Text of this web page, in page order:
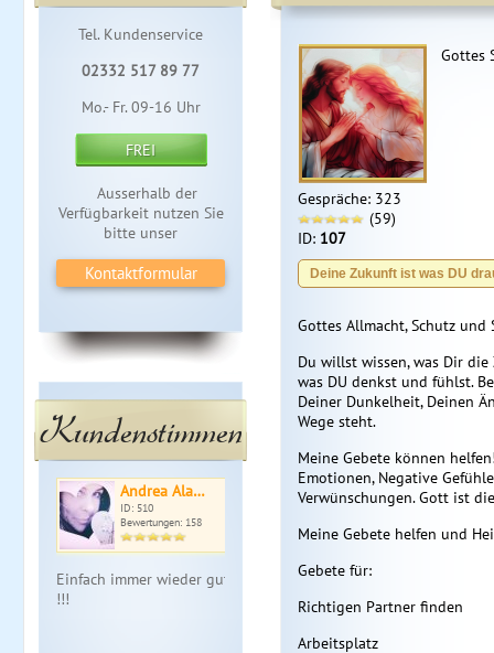
Tel. Kundenservice
02332 517 89 77
Mo.- Fr. 09-16 Uhr
FREI
Ausserhalb der
Verfügbarkeit nutzen Sie
bitte unser
Kontaktformular
Kundenstimmen
Andrea Ala…
ID: 510
Bewertungen: 158
Einfach immer wieder gut
!!!
Gottes
Gespräche: 323
(59)
ID: 107
Deine Zukunft ist was DU
Gottes Allmacht, Schutz und
Du willst wissen, was Dir
was DU denkst und fühlst.
Deiner Dunkelheit, Deinen
Wege steht.
Meine Gebete können
Emotionen, Negative
Verwünschungen. Gott ist
Meine Gebete helfen und
Gebete für:
Richtigen Partner finden
Arbeitsplatz